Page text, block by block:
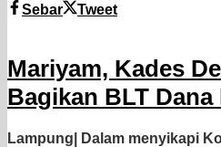
Sebar
Tweet
Mariyam, Kades
Bagikan BLT Dana
Lampung| Dalam menyikapi